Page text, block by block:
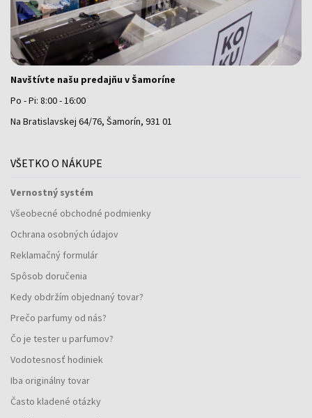
Navštívte našu predajňu v Šamoríne
Po - Pi: 8:00 - 16:00
Na Bratislavskej 64/76, Šamorín, 931 01
VŠETKO O NÁKUPE
Vernostný systém
Všeobecné obchodné podmienky
Ochrana osobných údajov
Reklamačný formulár
Spôsob doručenia
Kedy obdržím objednaný tovar?
Prečo parfumy od nás?
Čo je tester u parfumov?
Vodotesnosť hodiniek
Iba originálny tovar
Často kladené otázky